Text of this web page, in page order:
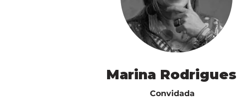
Marina Rodrigues
Convidada